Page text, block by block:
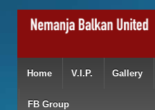
Home V.I.P. Gallery
FB Group